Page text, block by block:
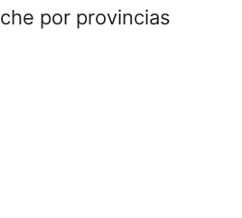
por provincias